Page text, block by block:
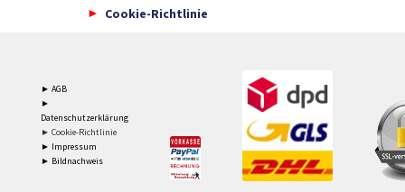
Cookie-Richtlinie
► AGB
►
Datenschutzerklärung
► Cookie-Richtlinie
► Impressum
► Bildnachweis